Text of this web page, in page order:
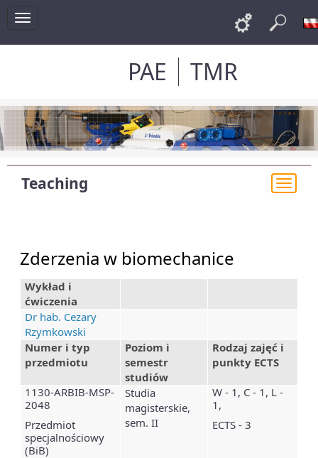
Toggle
navigation
Links
PAE TMR
Teaching
Zderzenia w biomechanice
Wykład i
ćwiczenia
Dr hab. Cezary
Rzymkowski
Numer i typ
przedmiotu
Poziom i
semestr
studiów
Rodzaj zajęć i
punkty ECTS
1130-ARBIB-MSP-
2048
Przedmiot
specjalnościowy
(BiB)
Studia
magisterskie,
sem. II
W - 1, C - 1, L -
1,
ECTS - 3